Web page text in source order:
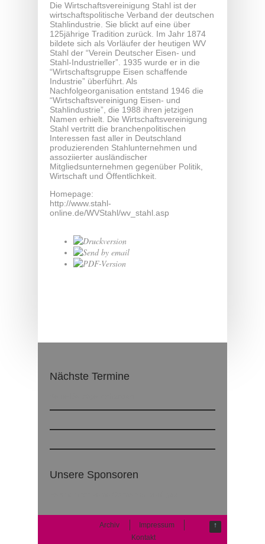
Die Wirtschaftsvereinigung Stahl ist der
wirtschaftspolitische Verband der deutschen
Stahlindustrie. Sie blickt auf eine über
125jährige Tradition zurück. Im Jahr 1874
bildete sich als Vorläufer der heutigen WV
Stahl der “Verein Deutscher Eisen- und
Stahl-Industrieller”. 1935 wurde er in die
“Wirtschaftsgruppe Eisen schaffende
Industrie” überführt. Als
Nachfolgeorganisation entstand 1946 die
“Wirtschaftsvereinigung Eisen- und
Stahlindustrie”, die 1988 ihren jetzigen
Namen erhielt. Die Wirtschaftsvereinigung
Stahl vertritt die branchenpolitischen
Interessen fast aller in Deutschland
produzierenden Stahlunternehmen und
assoziierter ausländischer
Mitgliedsunternehmen gegenüber Politik,
Wirtschaft und Öffentlichkeit.
Homepage:
http://www.stahl-
online.de/WVStahl/wv_stahl.asp
Nächste Termine
Unsere Sponsoren
↑
Archiv
Impressum
Kontakt